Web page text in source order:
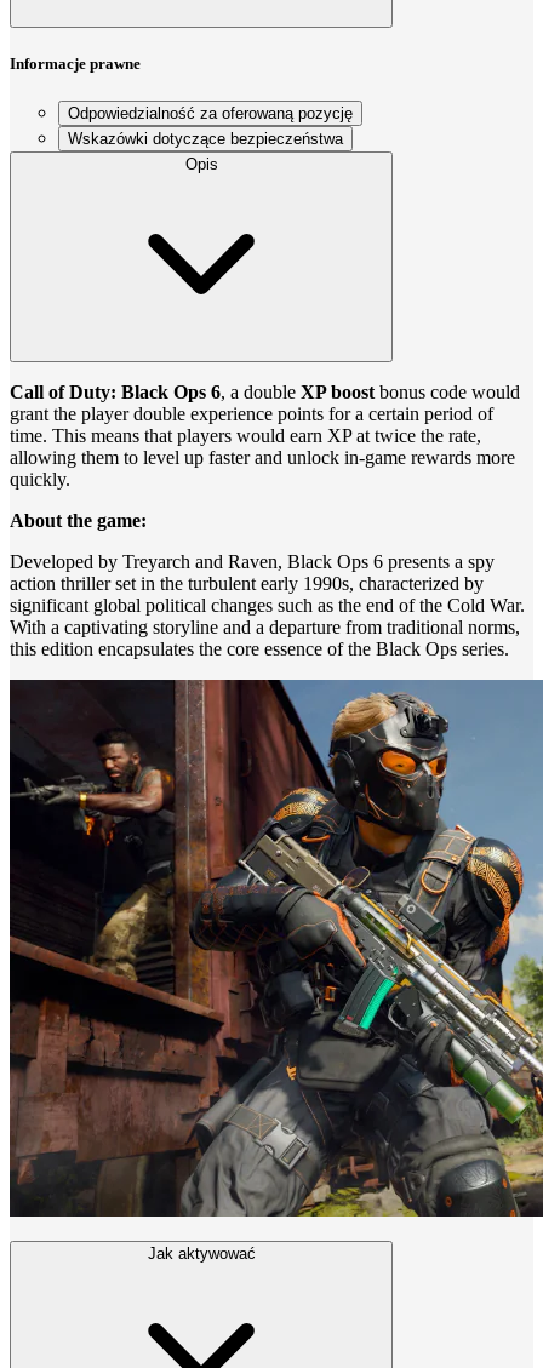
Informacje prawne
Odpowiedzialność za oferowaną pozycję
Wskazówki dotyczące bezpieczeństwa
Opis
Call of Duty: Black Ops 6, a double XP boost bonus code would
grant the player double experience points for a certain period of
time. This means that players would earn XP at twice the rate,
allowing them to level up faster and unlock in-game rewards more
quickly.
About the game:
Developed by Treyarch and Raven, Black Ops 6 presents a spy
action thriller set in the turbulent early 1990s, characterized by
significant global political changes such as the end of the Cold War.
With a captivating storyline and a departure from traditional norms,
this edition encapsulates the core essence of the Black Ops series.
Jak aktywować